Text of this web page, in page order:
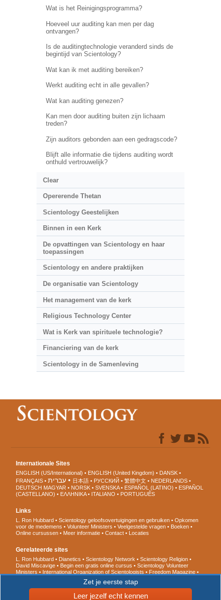
Wat is het Reinigingsprogramma?
Hoeveel uur auditing kan men per dag
ontvangen?
Is de auditingtechnologie veranderd sinds de
begintijd van Scientology?
Wat kan ik met auditing bereiken?
Werkt auditing echt in alle gevallen?
Wat kan auditing genezen?
Kan men door auditing buiten zijn lichaam
treden?
Zijn auditors gebonden aan een gedragscode?
Blijft alle informatie die tijdens auditing wordt
onthuld vertrouwelijk?
Clear
Opererende Thetan
Scientology Geestelijken
Binnen in een Kerk
De opvattingen van Scientology en haar
toepassingen
Scientology en andere praktijken
De organisatie van Scientology
Het management van de kerk
Religious Technology Center
Wat is Kerk van spirituele technologie?
Financiering van de kerk
Scientology in de Samenleving
Zet je eerste stap
Leer jezelf echt kennen
Internationale Sites
ENGLISH (US/International) ENGLISH (United Kingdom)
DANSK
FRANÇAIS
עברית 日本語 РУССКИЙ 繁體中文
NEDERLANDS
DEUTSCH MAGYAR NORSK SVENSKA ESPAÑOL (LATINO)
ESPAÑOL
(CASTELLANO)
ΕΛΛΗΝΙΚA ITALIANO PORTUGUÊS
Links
L. Ron Hubbard Scientology geloofsovertuigingen en gebruiken
Opkomen
voor de medemens
Volunteer Ministers Veelgestelde vragen
Boeken
Online cursussen
Meer informatie Contact Locaties
Gerelateerde sites
L. Ron Hubbard Dianetics Scientology Network
Scientology Religion
David Miscavige
Begin een gratis online cursus
Scientology Volunteer
Ministers
International Organization of Scientologists
Freedom Magazine
De Weg naar een Gelukkig Leven
Ter ondersteuning van een
United voor Mensenrechten
Jongeren voor
Mensenrechten